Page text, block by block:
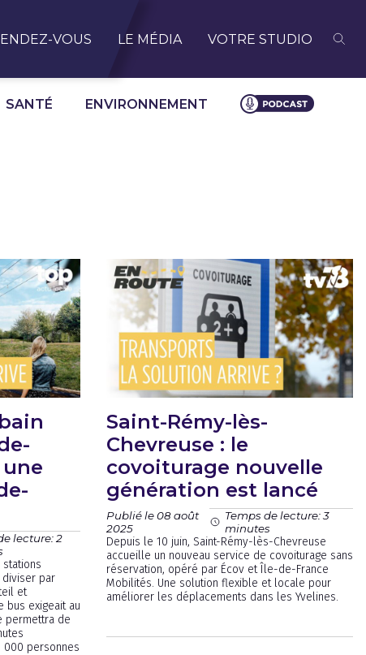
VOUS LE MÉDIA VOTRE STUDIO
SANTÉ ENVIRONNEMENT
lecture: 2
diviser par
et
bus exigeait au
permettra de
000 personnes
Saint-Rémy-lès-
Chevreuse : le
covoiturage nouvelle
génération est lancé
Publié le 08 août
2025
Temps de lecture: 3
minutes
Depuis le 10 juin, Saint-Rémy-lès-Chevreuse
accueille un nouveau service de covoiturage sans
réservation, opéré par Écov et Île-de-France
Mobilités. Une solution flexible et locale pour
améliorer les déplacements dans les Yvelines.